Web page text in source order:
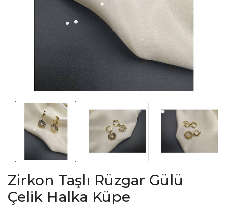
Zirkon Taşlı Rüzgar Gülü
Çelik Halka Küpe